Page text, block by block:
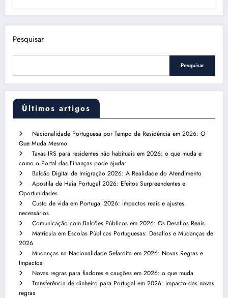
Pesquisar
Pesquisar
Últimos artigos
Nacionalidade Portuguesa por Tempo de Residência em 2026: O
Que Muda Mesmo
Taxas IRS para residentes não habituais em 2026: o que muda e
como o Portal das Finanças pode ajudar
Balcão Digital de Imigração 2026: A Realidade do Atendimento
Apostila de Haia Portugal 2026: Efeitos Surpreendentes e
Oportunidades
Custo de vida em Portugal 2026: impactos reais e ajustes
necessários
Comunicação com Balcões Públicos em 2026: Os Desafios Reais
Matrícula em Escolas Públicas Portuguesas: Desafios e Mudanças de
2026
Mudanças na Nacionalidade Sefardita em 2026: Novas Regras e
Impactos
Novas regras para fiadores e cauções em 2026: o que muda
Transferência de dinheiro para Portugal em 2026: impacto das novas
regras